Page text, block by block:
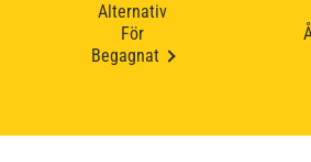
Alternativ
För
Begagnat